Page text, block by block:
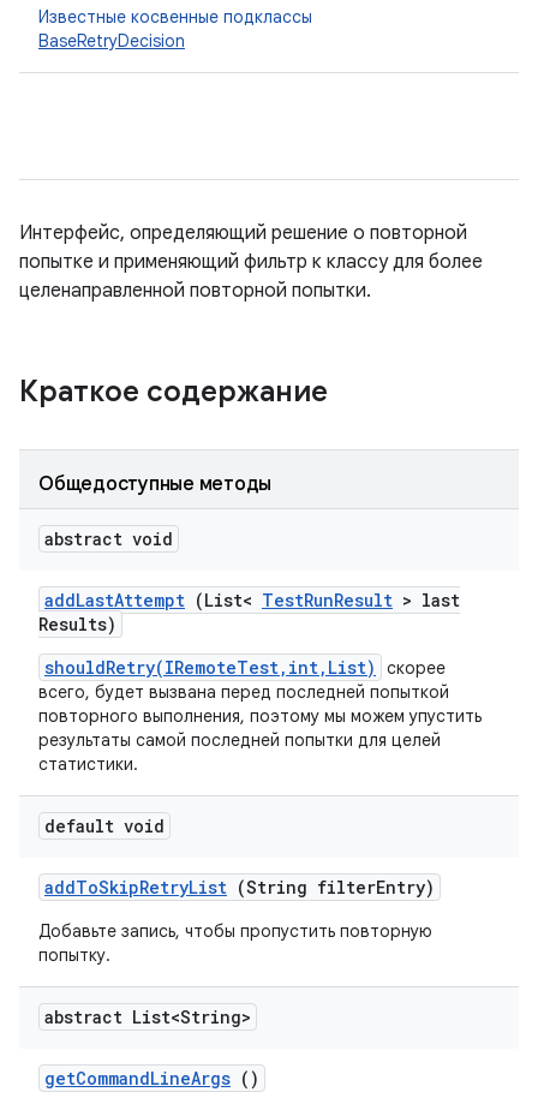
Известные косвенные подклассы
BaseRetryDecision
Интерфейс, определяющий решение о повторной
попытке и применяющий фильтр к классу для более
целенаправленной повторной попытки.
Краткое содержание
Общедоступные методы
abstract void
addLastAttempt (List< TestRunResult > last
Results)
shouldRetry(IRemoteTest,int,List)
скорее
всего, будет вызвана перед последней попыткой
повторного выполнения, поэтому мы можем упустить
результаты самой последней попытки для целей
статистики.
default void
addToSkipRetryList (String filterEntry)
Добавьте запись, чтобы пропустить повторную
попытку.
abstract List<String>
getCommandLineArgs ()